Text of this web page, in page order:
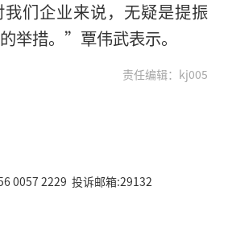
们企业来说，无疑是提振
举措。”覃伟武表示。
责任编辑：kj005
0057 2229 投诉邮箱:29132